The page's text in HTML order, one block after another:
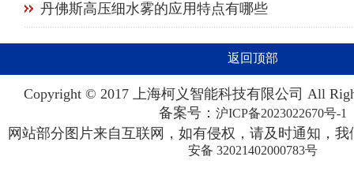
丹佛斯高压细水雾的应用特点有哪些
返回顶部
Copyright © 2017 上海柯义智能科技有限公司 All
备案号： 沪ICP备2023022670号-1
网站部分图片来自互联网，如有侵权，请及时通知，
安备 32021402000783号